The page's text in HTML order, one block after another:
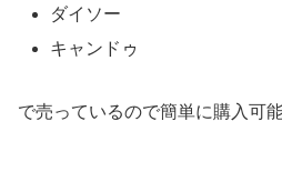
ダイソー
キャンドゥ
で売っているので簡単に購入可能